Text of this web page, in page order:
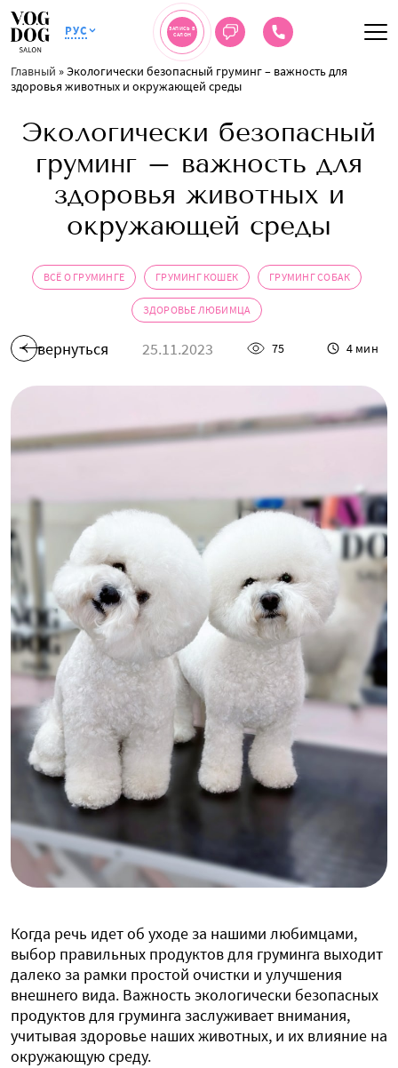
РУС
ЗАПИСЬ В
САЛОН
Главный »Экологически безопасный груминг – важность для
здоровья животных и окружающей среды
Экологически безопасный
груминг – важность для
здоровья животных и
окружающей среды
ВСЁ О ГРУМИНГЕ ГРУМИНГ КОШЕК ГРУМИНГ СОБАК
ЗДОРОВЬЕ ЛЮБИМЦА
вернуться 25.11.2023 75 4 мин
Когда речь идет об уходе за нашими любимцами,
выбор правильных продуктов для груминга выходит
далеко за рамки простой очистки и улучшения
внешнего вида. Важность экологически безопасных
продуктов для груминга заслуживает внимания,
учитывая здоровье наших животных, и их влияние на
окружающую среду.